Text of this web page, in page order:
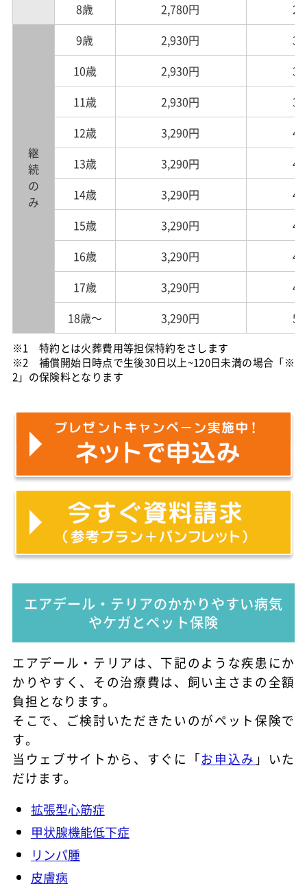
8歳
継続のみ
9歳
10歳
11歳
12歳
13歳
14歳
15歳
16歳
17歳
18歳～
2,780円
2,930円
2,930円
2,930円
3,290円
3,290円
3,290円
3,290円
3,290円
3,290円
3,290円
※1 特約とは火葬費用等担保特約をさします
※2 補償開始日時点で生後30日以上~120日未満の場合「※
2」の保険料となります
エアデール・テリアのかかりやすい病気
やケガとペット保険
エアデール・テリアは、下記のような疾患にか
かりやすく、その治療費は、飼い主さまの全額
負担となります。
そこで、ご検討いただきたいのがペット保険で
す。
当ウェブサイトから、すぐに「お申込み 」いた
だけます。
拡張型心筋症
甲状腺機能低下症
リンパ腫
皮膚病